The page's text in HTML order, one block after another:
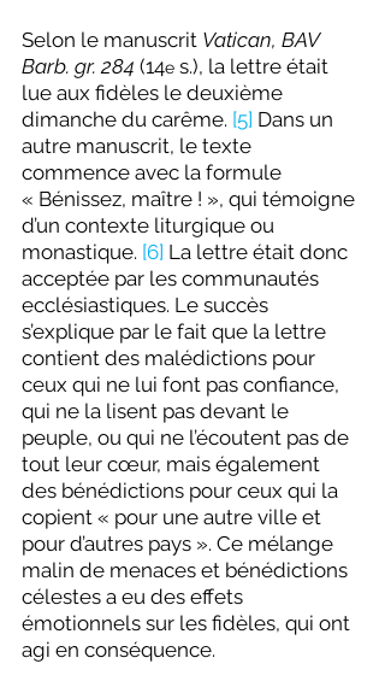
Selon le manuscrit Vatican, BAV
Barb. gr. 284 (14e s.), la lettre était
lue aux fidèles le deuxième
dimanche du carême. [5] Dans un
autre manuscrit, le texte
commence avec la formule
« Bénissez, maître ! », qui témoigne
d’un contexte liturgique ou
monastique. [6] La lettre était donc
acceptée par les communautés
ecclésiastiques. Le succès
s’explique par le fait que la lettre
contient des malédictions pour
ceux qui ne lui font pas confiance,
qui ne la lisent pas devant le
peuple, ou qui ne l’écoutent pas de
tout leur cœur, mais également
des bénédictions pour ceux qui la
copient « pour une autre ville et
pour d’autres pays ». Ce mélange
malin de menaces et bénédictions
célestes a eu des effets
émotionnels sur les fidèles, qui ont
agi en conséquence.